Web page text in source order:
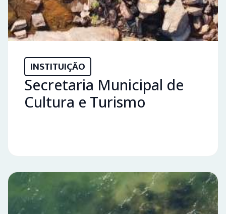
INSTITUIÇÃO
Secretaria Municipal de
Cultura e Turismo